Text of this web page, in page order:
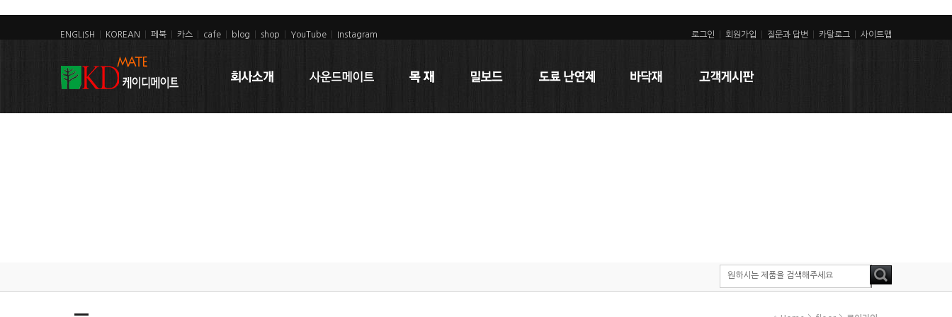
ENGLISH KOREAN 페북 카스 cafe blog shop YouTube Instagram 로그인 회원가입 질문과 답변 카탈로그 사이트맵